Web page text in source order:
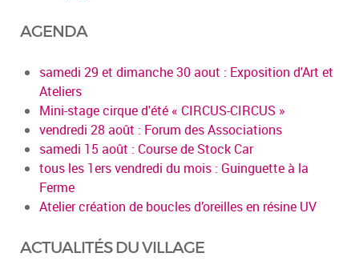
AGENDA
samedi 29 et dimanche 30 aout : Exposition d'Art et
Ateliers
Mini-stage cirque d'été « CIRCUS-CIRCUS »
vendredi 28 août : Forum des Associations
samedi 15 août : Course de Stock Car
tous les 1ers vendredi du mois : Guinguette à la
Ferme
Atelier création de boucles d’oreilles en résine UV
ACTUALITÉS DU VILLAGE